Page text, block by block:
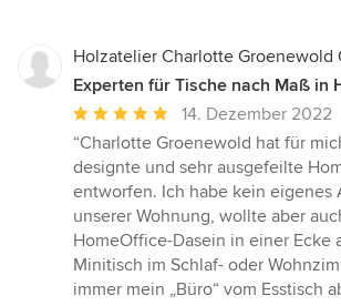
Holzatelier Charlotte Groenewold
Experten für Tische nach Maß in
Durchschnittliche
Bewertung:
5
von
5
Sternen
14. Dezember 2022
“Charlotte Groenewold hat für
designte und sehr ausgefeilte
entworfen. Ich habe kein eigenes
unserer Wohnung, wollte aber
HomeOffice-Dasein in einer Ecke
Minitisch im Schlaf- oder
immer mein „Büro“ vom Esstisch